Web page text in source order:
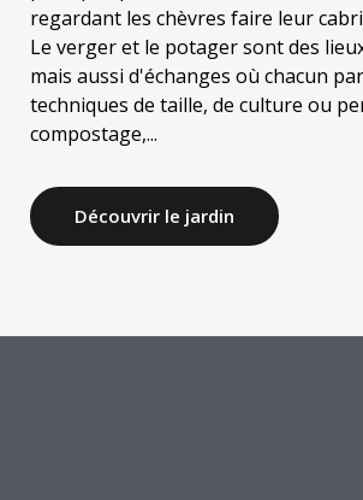
regardant les chèvres faire leur
Le verger et le potager sont des
mais aussi d'échanges où chacun
techniques de taille, de culture ou
Découvrir le jardin